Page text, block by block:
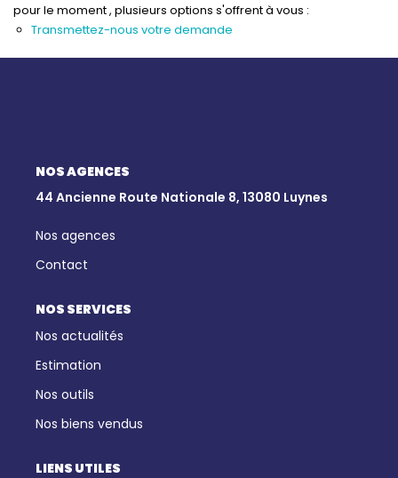
Notre Équipe
pour le moment , plusieurs options s'offrent à vous :
Transmettez-nous votre demande
NOS AGENCES
44 Ancienne Route Nationale 8, 13080 Luynes
Nos agences
Contact
NOS SERVICES
Nos actualités
Estimation
Nos outils
Nos biens vendus
LIENS UTILES